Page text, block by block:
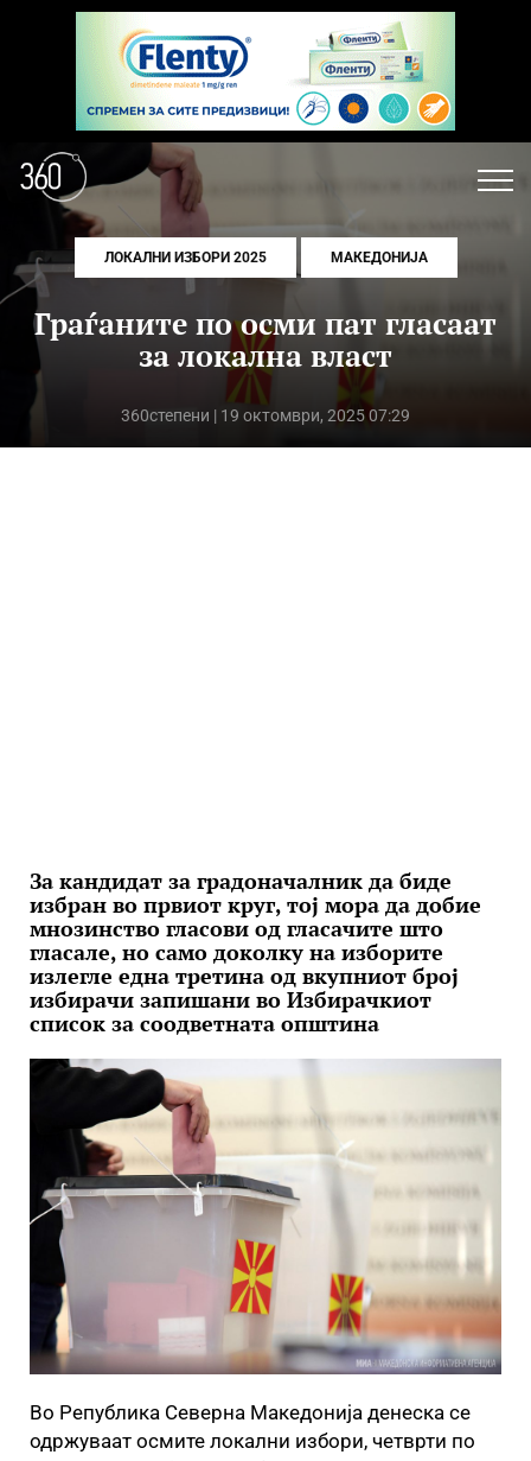
ЛОКАЛНИ ИЗБОРИ 2025 МАКЕДОНИЈА
Граѓаните по осми пат гласаат
за локална власт
360степени | 19 октомври, 2025 07:29
За кандидат за градоначалник да биде
избран во првиот круг, тој мора да добие
мнозинство гласови од гласачите што
гласале, но само доколку на изборите
излегле една третина од вкупниот број
избирачи запишани во Избирачкиот
список за соодветната општина
Во Република Северна Македонија денеска се
одржуваат осмите локални избори, четврти по